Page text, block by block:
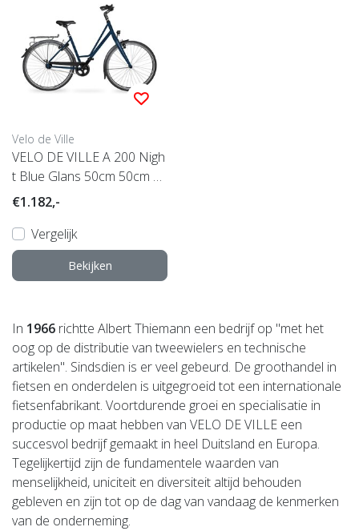
Velo de Ville
VELO DE VILLE A 200 Nigh
t Blue Glans 50cm 50cm 20
25
€1.182,-
Vergelijk
Bekijken
In 1966 richtte Albert Thiemann een bedrijf op "met het
oog op de distributie van tweewielers en technische
artikelen". Sindsdien is er veel gebeurd. De groothandel in
fietsen en onderdelen is uitgegroeid tot een internationale
fietsenfabrikant. Voortdurende groei en specialisatie in
productie op maat hebben van VELO DE VILLE een
succesvol bedrijf gemaakt in heel Duitsland en Europa.
Tegelijkertijd zijn de fundamentele waarden van
menselijkheid, uniciteit en diversiteit altijd behouden
gebleven en zijn tot op de dag van vandaag de kenmerken
van de onderneming.